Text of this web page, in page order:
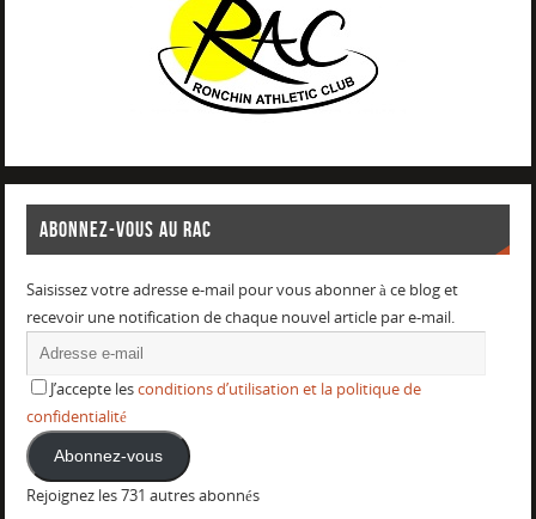
ABONNEZ-VOUS AU RAC
Saisissez votre adresse e-mail pour vous abonner à ce blog et
recevoir une notification de chaque nouvel article par e-mail.
J’accepte lesconditions d’utilisation et la politique de
confidentialité
Abonnez-vous
Rejoignez les 731 autres abonnés